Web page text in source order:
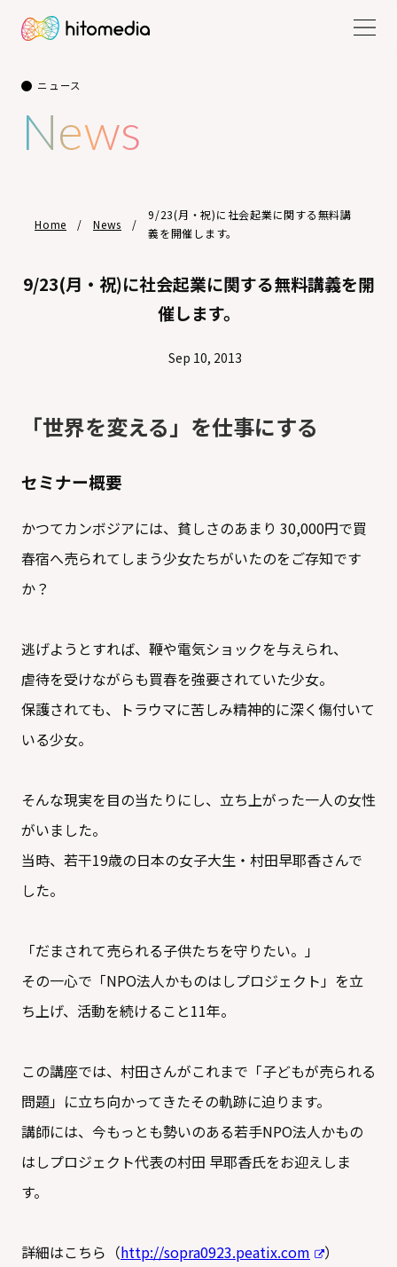
ニュース
News
Home News
9/23(月・祝)に社会起業に関する無料講
義を開催します。
9/23(月・祝)に社会起業に関する無料講義を開
催します。
Sep 10, 2013
「世界を変える」を仕事にする
セミナー概要
かつてカンボジアには、貧しさのあまり 30,000円で買
春宿へ売られてしまう少女たちがいたのをご存知です
か？
逃げようとすれば、鞭や電気ショックを与えられ、
虐待を受けながらも買春を強要されていた少女。
保護されても、トラウマに苦しみ精神的に深く傷付いて
いる少女。
そんな現実を目の当たりにし、立ち上がった一人の女性
がいました。
当時、若干19歳の日本の女子大生・村田早耶香さんで
した。
「だまされて売られる子供たちを守りたい。」
その一心で「NPO法人かものはしプロジェクト」を立
ち上げ、活動を続けること11年。
この講座では、村田さんがこれまで「子どもが売られる
問題」に立ち向かってきたその軌跡に迫ります。
講師には、今もっとも勢いのある若手NPO法人かもの
はしプロジェクト代表の村田 早耶香氏をお迎えしま
す。
詳細はこちら（http://sopra0923.peatix.com ）